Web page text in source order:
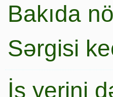
Bakıda
Sərgisi
İş yerini